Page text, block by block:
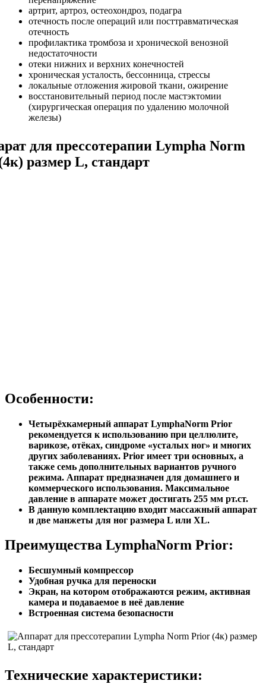
артрит, артроз, остеохондроз, подагра
отечность после операций или посттравматическая
отечность
профилактика тромбоза и хронической венозной
недостаточности
отеки нижних и верхних конечностей
хроническая усталость, бессонница, стрессы
локальные отложения жировой ткани, ожирение
восстановительный период после мастэктомии
(хирургическая операция по удалению молочной
железы)
Особенности:
Четырёхкамерный аппарат LymphaNorm Prior
рекомендуется к использованию при целлюлите,
варикозе, отёках, синдроме «усталых ног» и многих
других заболеваниях. Prior имеет три основных, а
также семь дополнительных вариантов ручного
режима. Аппарат предназначен для домашнего и
коммерческого использования. Максимальное
давление в аппарате может достигать 255 мм рт.ст.
В данную комплектацию входит массажный аппарат
и две манжеты для ног размера L или XL.
Преимущества LymphaNorm Prior:
Бесшумный компрессор
Удобная ручка для переноски
Экран, на котором отображаются режим, активная
камера и подаваемое в неё давление
Встроенная система безопасности
Технические характеристики: